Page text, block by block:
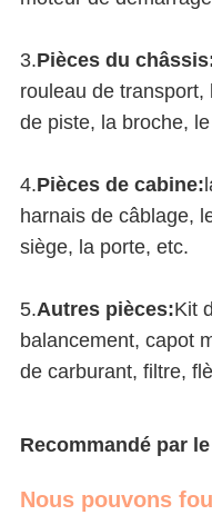
3.Pièces du
rouleau de
de piste, la broche,
4.Pièces de cabine:
harnais de câblage,
siège, la porte, etc.
5.Autres pièces:Kit
balancement, capot
de carburant, filtre,
Recommandé par
Nous pouvons